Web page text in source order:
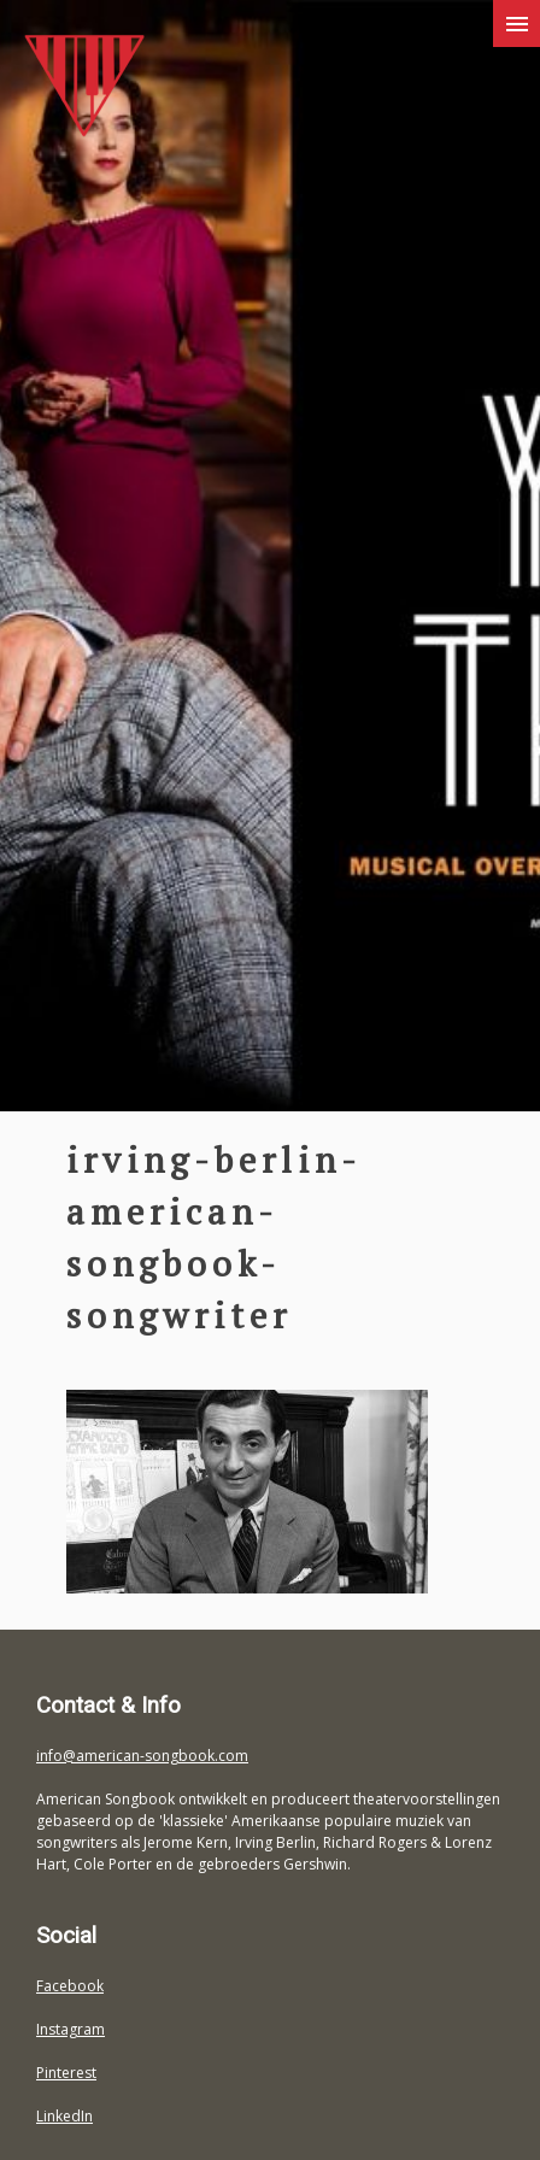
irving-berlin-
american-
songbook-
songwriter
Contact & Info
info@american-songbook.com
American Songbook ontwikkelt en produceert theatervoorstellingen
gebaseerd op de 'klassieke' Amerikaanse populaire muziek van
songwriters als Jerome Kern, Irving Berlin, Richard Rogers & Lorenz
Hart, Cole Porter en de gebroeders Gershwin.
Social
Facebook
Instagram
Pinterest
LinkedIn